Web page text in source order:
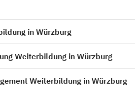
in Würzburg
Weiterbildung in Würzburg
Weiterbildung in Würzburg